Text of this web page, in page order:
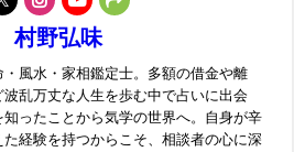
村野弘味
風水・家相鑑定士。多額の借金や離
乱万丈な人生を歩む中で占いに出会
ったことから気学の世界へ。自身が辛
た経験を持つからこそ、相談者の心に深